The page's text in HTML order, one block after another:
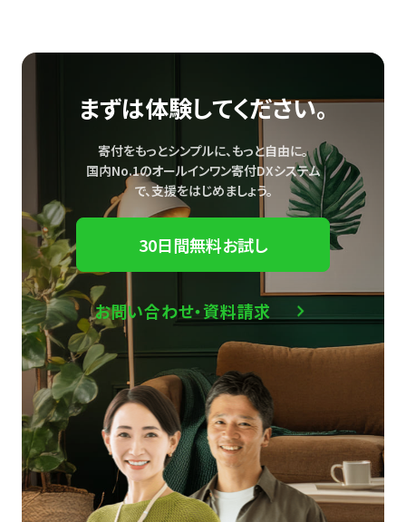
まずは体験してください。
寄付をもっとシンプルに、もっと自由に。
国内No.1のオールインワン寄付DXシステム
で、支援をはじめましょう。
30日間無料お試し
お問い合わせ・資料請求